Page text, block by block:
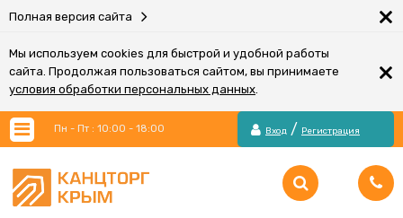
Полная версия сайта ×
Мы используем cookies для быстрой и удобной работы
сайта. Продолжая пользоваться сайтом, вы принимаете
условия обработки персональных данных.
×
Пн - Пт : 10:00 - 18:00 Вход / Регистрация